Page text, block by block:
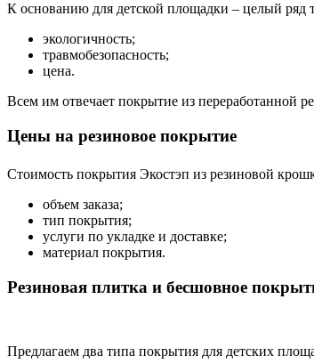
К основанию для детской площадки – целый ряд
экологичность;
травмобезопасность;
цена.
Всем им отвечает покрытие из переработанной
Цены на резиновое покрытие
Стоимость покрытия Экостэп из резиновой
объем заказа;
тип покрытия;
услуги по укладке и доставке;
материал покрытия.
Резиновая плитка и бесшовное
Предлагаем два типа покрытия для детских